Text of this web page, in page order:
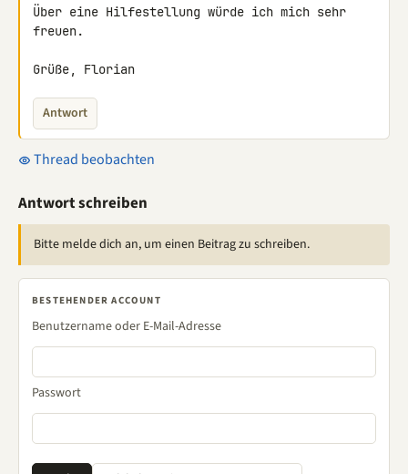
Über eine Hilfestellung würde ich mich sehr
freuen.
Grüße, Florian
Antwort
Thread beobachten
Antwort schreiben
Bitte melde dich an, um einen Beitrag zu schreiben.
BESTEHENDER ACCOUNT
Benutzername oder E-Mail-Adresse
Passwort